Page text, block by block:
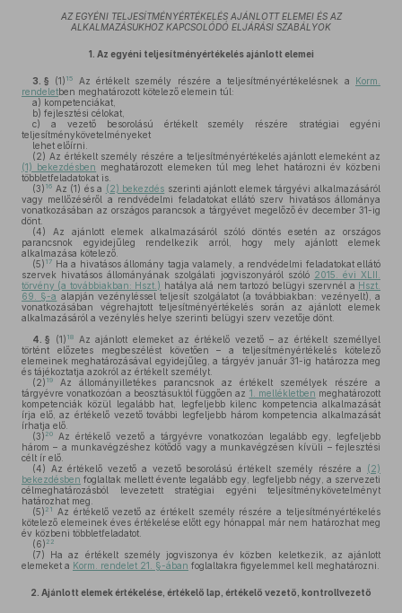
AZ EGYÉNI TELJESÍTMÉNYÉRTÉKELÉS AJÁNLOTT ELEMEI ÉS AZ
ALKALMAZÁSUKHOZ KAPCSOLÓDÓ ELJÁRÁSI SZABÁLYOK
1. Az egyéni teljesítményértékelés ajánlott elemei
3. § (1) 15 Az értékelt személy részére a teljesítményértékelésnek a Korm.
rendeletben meghatározott kötelező elemein túl:
a) kompetenciákat,
b) fejlesztési célokat,
c) a vezető besorolású értékelt személy részére stratégiai egyéni
teljesítménykövetelményeket
lehet előírni.
(2) Az értékelt személy részére a teljesítményértékelés ajánlott elemeként az
(1) bekezdésben meghatározott elemeken túl meg lehet határozni év közbeni
többletfeladatokat is.
(3) 16 Az (1) és a (2) bekezdés szerinti ajánlott elemek tárgyévi alkalmazásáról
vagy mellőzéséről a rendvédelmi feladatokat ellátó szerv hivatásos állománya
vonatkozásában az országos parancsok a tárgyévet megelőző év december 31-ig
dönt.
(4) Az ajánlott elemek alkalmazásáról szóló döntés esetén az országos
parancsnok egyidejűleg rendelkezik arról, hogy mely ajánlott elemek
alkalmazása kötelező.
(5) 17 Ha a hivatásos állomány tagja valamely, a rendvédelmi feladatokat ellátó
szervek hivatásos állományának szolgálati jogviszonyáról szóló 2015. évi XLII.
törvény (a továbbiakban: Hszt.) hatálya alá nem tartozó belügyi szervnél a Hszt.
69. §-a alapján vezényléssel teljesít szolgálatot (a továbbiakban: vezényelt), a
vonatkozásában végrehajtott teljesítményértékelés során az ajánlott elemek
alkalmazásáról a vezénylés helye szerinti belügyi szerv vezetője dönt.
4. § (1) 18Az ajánlott elemeket az értékelő vezető – az értékelt személlyel
történt előzetes megbeszélést követően – a teljesítményértékelés kötelező
elemeinek meghatározásával egyidejűleg, a tárgyév január 31-ig határozza meg
és tájékoztatja azokról az értékelt személyt.
(2) 19
Az állományilletékes parancsnok az értékelt személyek részére a
tárgyévre vonatkozóan a beosztásuktól függően az 1. mellékletben meghatározott
kompetenciák közül legalább hat, legfeljebb kilenc kompetencia alkalmazását
írja elő, az értékelő vezető további legfeljebb három kompetencia alkalmazását
írhatja elő.
(3) 20
Az értékelő vezető a tárgyévre vonatkozóan legalább egy, legfeljebb
három – a munkavégzéshez kötődő vagy a munkavégzésen kívüli – fejlesztési
célt ír elő.
(4) Az értékelő vezető a vezető besorolású értékelt személy részére a (2)
bekezdésben foglaltak mellett évente legalább egy, legfeljebb négy, a szervezeti
célmeghatározásból levezetett stratégiai egyéni teljesítménykövetelményt
határozhat meg.
(5) 21
Az értékelő vezető az értékelt személy részére a teljesítményértékelés
kötelező elemeinek éves értékelése előtt egy hónappal már nem határozhat meg
év közbeni többletfeladatot.
(6) 22
(7) Ha az értékelt személy jogviszonya év közben keletkezik, az ajánlott
elemeket a Korm. rendelet 21. §-ában foglaltakra figyelemmel kell meghatározni.
2. Ajánlott elemek értékelése, értékelő lap, értékelő vezető, kontrollvezető